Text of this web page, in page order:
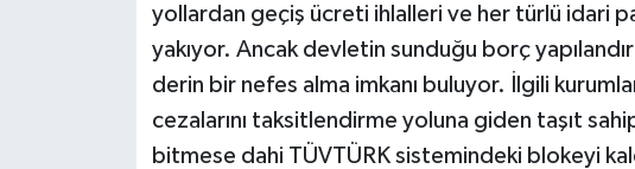
yollardan geçiş ücreti ihlalleri ve her türlü idari
yakıyor. Ancak devletin sunduğu borç
derin bir nefes alma imkanı buluyor. İlgili
cezalarını taksitlendirme yoluna giden taşıt
bitmese dahi TÜVTÜRK sistemindeki blokeyi